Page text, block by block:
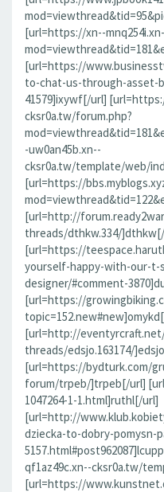
[url=https://xn--
[url=https://
to-chat-us-through-asset-
41579]ixywf[/url]
cksr0a.tw/forum.php?
-uw0an45b.xn--
cksr0a.tw/template/web/
[url=https://
[url=http://
threads/dthkw.334/
[url=https://
yourself-happy-with-our-t-
designer/#comment-
[url=https://
[url=http://
threads/edsjo.163174/
[url=https://bydturk.com/
forum/trpeb/]trpeb[/url]
1047264-1-1.html]ruthl[/url]
[url=http://
dziecka-to-dobry-pomysn-
qf1az49c.xn--cksr0a.tw/
[url=https://